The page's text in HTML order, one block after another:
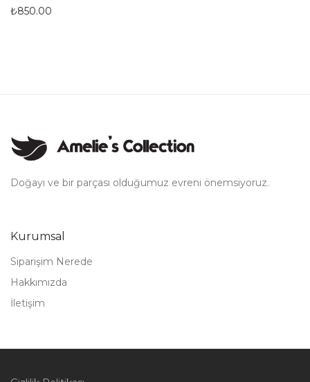
₺850.00
Doğayı ve bir parçası olduğumuz evreni önemsiyoruz.
Kurumsal
Siparişim Nerede
Hakkımızda
İletişim